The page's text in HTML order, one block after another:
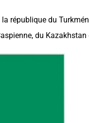
république du
du Kazakhstan